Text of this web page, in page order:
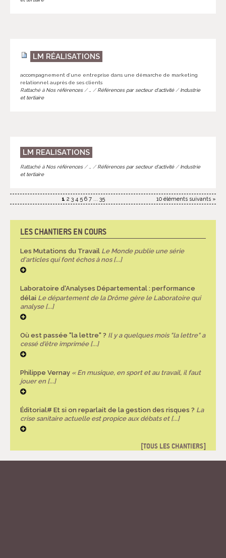
LM RÉALISATIONS
accompagnement d’une entreprise dans une démarche de marketing
relationnel auprès de ses clients
Rattaché à Nos références / / Références par secteur d'activité / Industrie
et tertiaire
LM REALISATIONS
Rattaché à Nos références / / Références par secteur d'activité / Industrie
et tertiaire
10 éléments suivants »
1 2 3 4 5 6 7 ... 35
LES CHANTIERS EN COURS
Les Mutations du Travail Le Monde publie une série
d'articles qui font échos à nos [...]
Laboratoire d'Analyses Départemental : performance
délai Le département de la Drôme gère le Laboratoire qui
analyse [...]
Où est passée "la lettre" ? Il y a quelques mois "la lettre" a
cessé d'être imprimée [...]
Philippe Vernay « En musique, en sport et au travail, il faut
jouer en [...]
Éditorial# Et si on reparlait de la gestion des risques ? La
crise sanitaire actuelle est propice aux débats et [...]
TOUS LES CHANTIERS